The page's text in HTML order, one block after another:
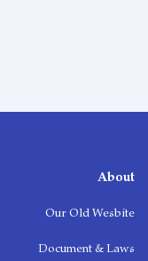
About
Our Old Wesbite
Document & Laws